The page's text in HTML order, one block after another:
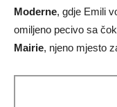
Moderne, gdje Emili
omiljeno pecivo sa
Mairie, njeno mjesto